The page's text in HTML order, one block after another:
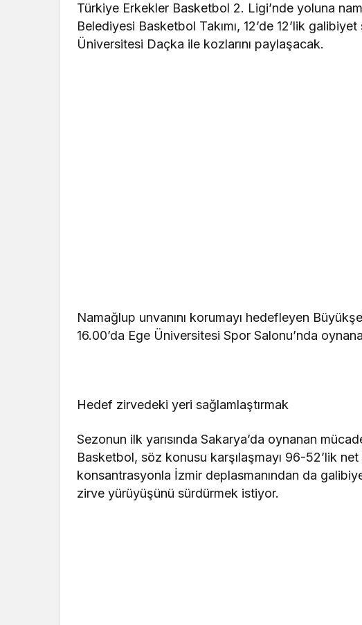
Türkiye Erkekler Basketbol 2. Ligi’nde yoluna
Belediyesi Basketbol Takımı, 12’de 12’lik
Üniversitesi Daçka ile kozlarını paylaşacak.
Namağlup unvanını korumayı hedefleyen
16.00’da Ege Üniversitesi Spor Salonu’nda
Hedef zirvedeki yeri sağlamlaştırmak
Sezonun ilk yarısında Sakarya’da oynanan
Basketbol, söz konusu karşılaşmayı 96-52’lik
konsantrasyonla İzmir deplasmanından da
zirve yürüyüşünü sürdürmek istiyor.